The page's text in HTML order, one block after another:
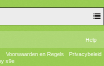
Help
Voorwaarden en Regels
Privacybeleid
s9e